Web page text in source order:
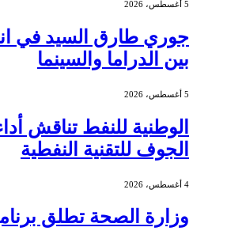
جوري طارق السيد في
بين الدراما والسينما
الوطنية للنفط تناقش
الجوف للتقنية النفطية
وزارة الصحة تطلق